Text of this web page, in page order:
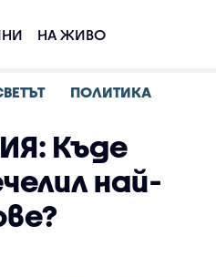
НА ЖИВО
ПОЛИТИКА
Къде
най-